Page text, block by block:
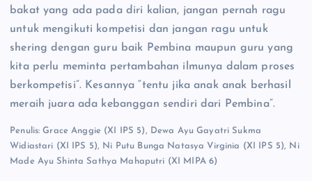
bakat yang ada pada diri kalian, jangan pernah ragu
untuk mengikuti kompetisi dan jangan ragu untuk
shering dengan guru baik Pembina maupun guru yang
kita perlu meminta pertambahan ilmunya dalam proses
berkompetisi”. Kesannya “tentu jika anak anak berhasil
meraih juara ada kebanggan sendiri dari Pembina”.
Penulis: Grace Anggie (XI IPS 5), Dewa Ayu Gayatri Sukma
Widiastari (XI IPS 5), Ni Putu Bunga Natasya Virginia (XI IPS 5), Ni
Made Ayu Shinta Sathya Mahaputri (XI MIPA 6)